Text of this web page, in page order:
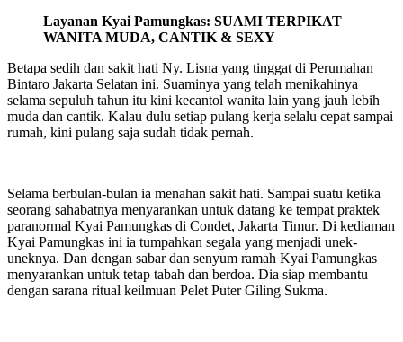
Layanan Kyai Pamungkas: SUAMI TERPIKAT
WANITA MUDA, CANTIK & SEXY
Betapa sedih dan sakit hati Ny. Lisna yang tinggat di Perumahan
Bintaro Jakarta Selatan ini. Suaminya yang telah menikahinya
selama sepuluh tahun itu kini kecantol wanita lain yang jauh lebih
muda dan cantik. Kalau dulu setiap pulang kerja selalu cepat sampai
rumah, kini pulang saja sudah tidak pernah.
Selama berbulan-bulan ia menahan sakit hati. Sampai suatu ketika
seorang sahabatnya menyarankan untuk datang ke tempat praktek
paranormal Kyai Pamungkas di Condet, Jakarta Timur. Di kediaman
Kyai Pamungkas ini ia tumpahkan segala yang menjadi unek-
uneknya. Dan dengan sabar dan senyum ramah Kyai Pamungkas
menyarankan untuk tetap tabah dan berdoa. Dia siap membantu
dengan sarana ritual keilmuan Pelet Puter Giling Sukma.